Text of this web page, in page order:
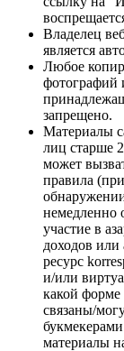
Владелец
является
Любое
фотографий
запрещено.
Материалы
лиц старше
может
правила
немедленно
участие в
доходов
ресурс
и/или
какой форме
связаны/
материалы